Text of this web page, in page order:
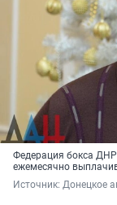
Федерация бокса
ежемесячно
Источник: Донецкое